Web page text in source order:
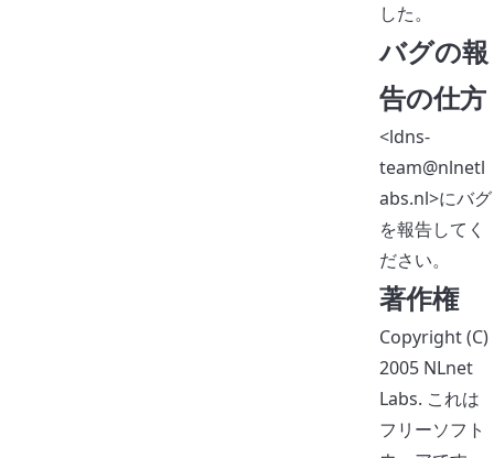
した。
バグの報
告の仕方
<ldns-
team@nlnetl
abs.nl>にバグ
を報告してく
ださい。
著作権
Copyright (C)
2005 NLnet
Labs. これは
フリーソフト